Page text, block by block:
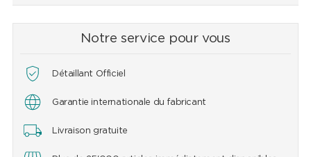
Notre service pour vous
Détaillant Officiel
Garantie internationale du fabricant
Livraison gratuite